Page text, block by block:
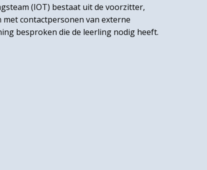
(IOT) bestaat uit de voorzitter,
contactpersonen van externe
besproken die de leerling nodig heeft.